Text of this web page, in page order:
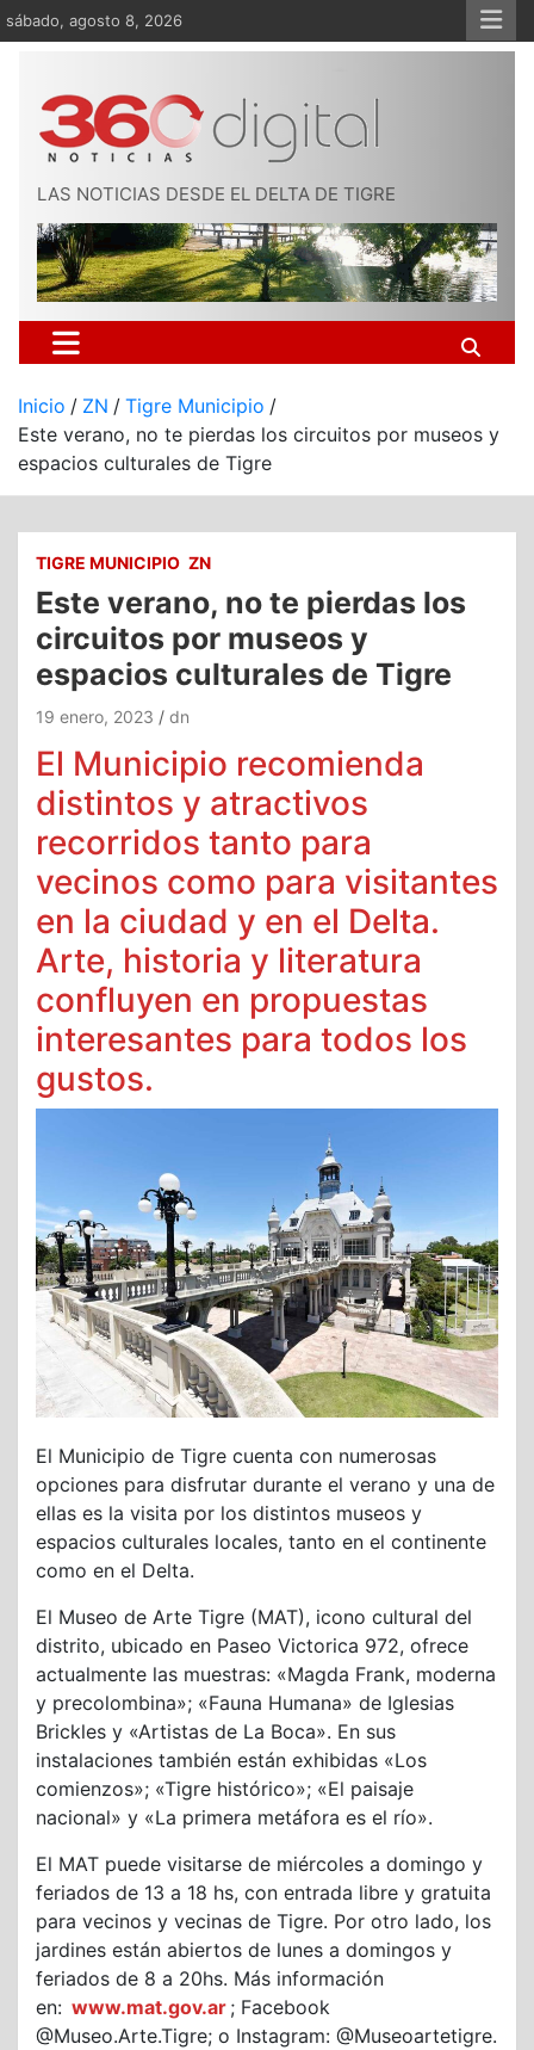
Saltar
al
sábado, agosto 8, 2026
LAS NOTICIAS DESDE EL DELTA DE TIGRE
Inicio ZN
Tigre Municipio
Este verano, no te pierdas los circuitos por museos y
espacios culturales de Tigre
TIGRE MUNICIPIO ZN
Este verano, no te pierdas los
circuitos por museos y
espacios culturales de Tigre
19 enero, 2023 dn
El Municipio recomienda
distintos y atractivos
recorridos tanto para
vecinos como para visitantes
en la ciudad y en el Delta.
Arte, historia y literatura
confluyen en propuestas
interesantes para todos los
gustos.
El Municipio de Tigre cuenta con numerosas
opciones para disfrutar durante el verano y una de
ellas es la visita por los distintos museos y
espacios culturales locales, tanto en el continente
como en el Delta.
El Museo de Arte Tigre (MAT), icono cultural del
distrito, ubicado en Paseo Victorica 972, ofrece
actualmente las muestras: «Magda Frank, moderna
y precolombina»; «Fauna Humana» de Iglesias
Brickles y «Artistas de La Boca». En sus
instalaciones también están exhibidas «Los
comienzos»; «Tigre histórico»; «El paisaje
nacional» y «La primera metáfora es el río».
El MAT puede visitarse de miércoles a domingo y
feriados de 13 a 18 hs, con entrada libre y gratuita
para vecinos y vecinas de Tigre. Por otro lado, los
jardines están abiertos de lunes a domingos y
feriados de 8 a 20hs. Más información
en: www.mat.gov.ar ; Facebook
@Museo.Arte.Tigre; o Instagram: @Museoartetigre.